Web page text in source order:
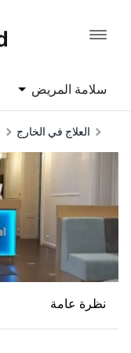
سلامة المريض
العلاج في الخارج
نظرة عامة